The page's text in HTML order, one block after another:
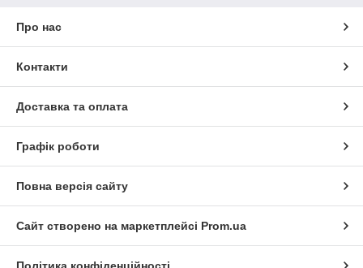
Про нас
Контакти
Доставка та оплата
Графік роботи
Повна версія сайту
Сайт створено на маркетплейсі Prom.ua